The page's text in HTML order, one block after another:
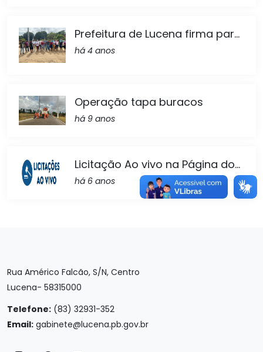
Prefeitura de Lucena firma par...
há 4 anos
Operação tapa buracos
há 9 anos
Licitação Ao vivo na Página do...
há 6 anos
Rua Américo Falcão, S/N, Centro
Lucena- 58315000
Telefone: (83) 32931-352
Email: gabinete@lucena.pb.gov.br